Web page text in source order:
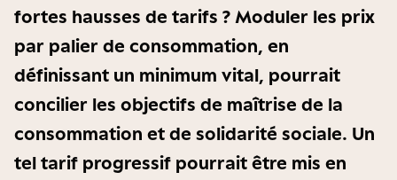
fortes hausses de tarifs ? Moduler les prix
par palier de consommation, en
définissant un minimum vital, pourrait
concilier les objectifs de maîtrise de la
consommation et de solidarité sociale. Un
tel tarif progressif pourrait être mis en